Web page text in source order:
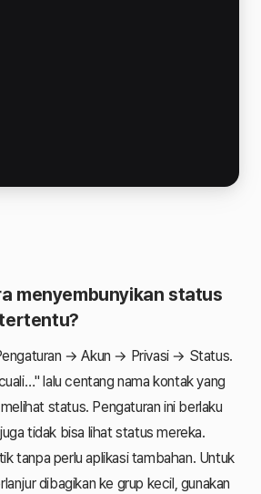
menyembunyikan status
→ Akun → Privasi → Status.
lalu centang nama kontak yang
status. Pengaturan ini berlaku
tidak bisa lihat status mereka.
tanpa perlu aplikasi tambahan. Untuk
dibagikan ke grup kecil, gunakan